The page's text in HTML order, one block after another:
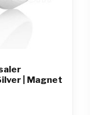
| Magnet